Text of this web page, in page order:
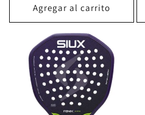
Agregar al carrito